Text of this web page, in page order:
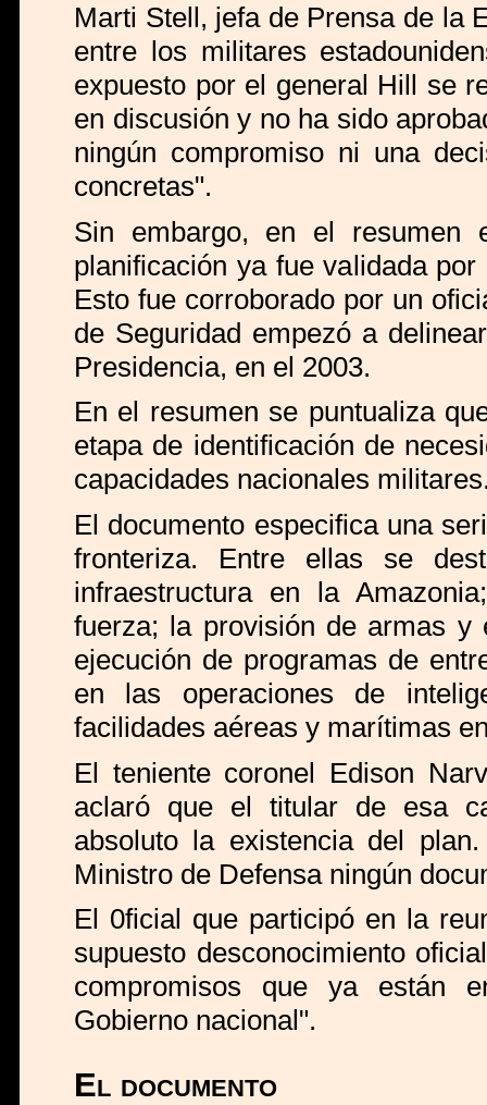
Marti Stell, jefa de Prensa de la
entre los militares
expuesto por el general Hill se
en discusión y no ha sido
ningún compromiso ni una
concretas".
Sin embargo, en el resumen
planificación ya fue validada
Esto fue corroborado por un
de Seguridad empezó a
Presidencia, en el 2003.
En el resumen se puntualiza
etapa de identificación de
capacidades nacionales
El documento especifica una
fronteriza. Entre ellas se
infraestructura en la
fuerza; la provisión de armas y
ejecución de programas de
en las operaciones de
facilidades aéreas y marítimas
El teniente coronel Edison
aclaró que el titular de esa
absoluto la existencia del
Ministro de Defensa ningún
El 0ficial que participó en la
supuesto desconocimiento
compromisos que ya están
Gobierno nacional".
El documento